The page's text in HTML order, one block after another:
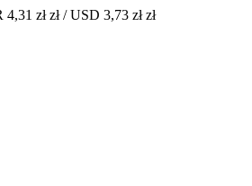
4,31 zł zł / USD 3,73 zł zł